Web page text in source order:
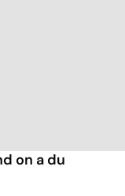
on a du